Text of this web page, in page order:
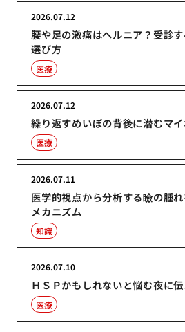
腰や足の激痛はヘルニア？受診
選び方
2026.07.12
医療
繰り返すめいぼの背後に潜むマ
2026.07.12
医療
医学的視点から分析する瞼の腫
メカニズム
2026.07.11
知識
ＨＳＰかもしれないと悩む夜に
2026.07.10
医療